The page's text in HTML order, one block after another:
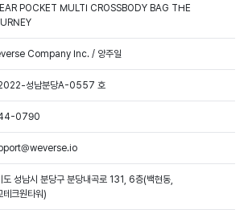
POCKET MULTI CROSSBODY BAG THE
Company Inc. / 양주일
성남분당A-0557 호
0790
도 성남시 분당구 분당내곡로 131, 6층(백현동,
테크원타워)